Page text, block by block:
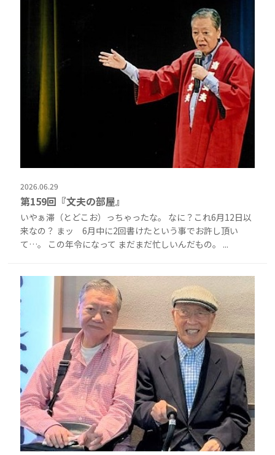
2026.06.29
第159回『文夫の部屋』
いやぁ滞（とどこお）っちゃったな。 なに？これ6月12日以
来なの？ まッ 6月中に2回書けたという事でお許し頂い
て…。 この年令になって まだまだ忙しいんだもの。 ...